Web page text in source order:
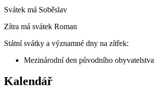
Svátek má Soběslav
Zítra má svátek Roman
Státní svátky a významné dny na zítřek:
Mezinárodní den původního obyvatelstva
Kalendář